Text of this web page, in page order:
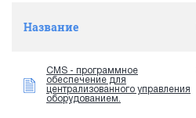
Название
CMS - программное
обеспечение для
централизованного управления
оборудованием.